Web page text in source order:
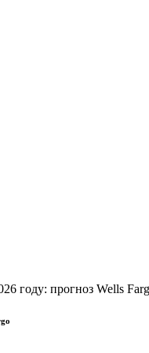
году: прогноз Wells